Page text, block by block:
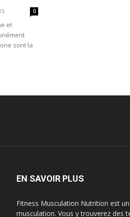
0
et
sont la
EN SAVOIR PLUS
Fitness Musculation Nutrition est
musculation. Vous y trouverez des